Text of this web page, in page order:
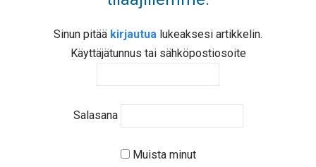
Sinun pitää kirjautua lukeaksesi artikkelin.
Käyttäjätunnus tai sähköpostiosoite
Salasana
Muista minut